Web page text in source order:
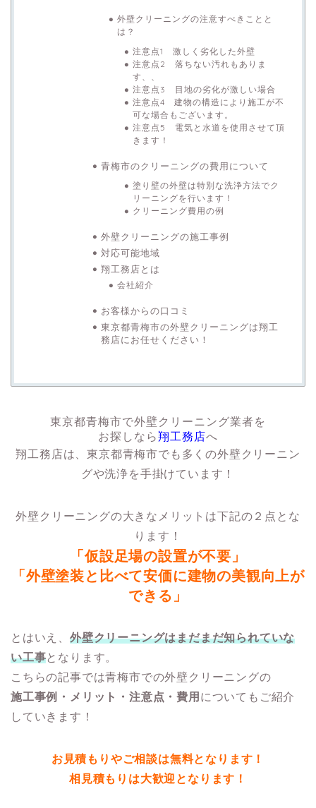
外壁クリーニングの注意すべきことと
は？
注意点1 激しく劣化した外壁
注意点2 落ちない汚れもありま
す、、
注意点3 目地の劣化が激しい場合
注意点4 建物の構造により施工が不
可な場合もございます。
注意点5 電気と水道を使用させて頂
きます！
青梅市のクリーニングの費用について
塗り壁の外壁は特別な洗浄方法でク
リーニングを行います！
クリーニング費用の例
外壁クリーニングの施工事例
対応可能地域
翔工務店とは
会社紹介
お客様からの口コミ
東京都青梅市の外壁クリーニングは翔工
務店にお任せください！
東京都青梅市で外壁クリーニング業者を
お探しなら翔工務店へ
翔工務店は、東京都青梅市でも多くの外壁クリーニン
グや洗浄を手掛けています！
外壁クリーニングの大きなメリットは下記の２点とな
ります！
「仮設足場の設置が不要」
「外壁塗装と比べて安価に建物の美観向上が
できる」
とはいえ、 外壁クリーニングはまだまだ知られていな
い工事となります。
こちらの記事では青梅市での外壁クリーニングの
施工事例・メリット・注意点・費用 についてもご紹介
していきます！
お見積もりやご相談は無料となります！
相見積もりは大歓迎となります！